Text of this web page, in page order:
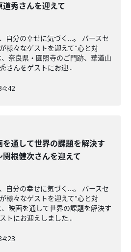
道秀さんを迎えて
自分の幸せに気づく…。 バースセ
様々なゲストを迎えて"心と対
奈良県・圓照寺のご門跡、華道山
さんをゲストにお迎...
を通して世界の課題を解決す
関根健次さんを迎えて
自分の幸せに気づく…。 バースセ
様々なゲストを迎えて"心と対
映画を通して世界の課題を解決す
トにお迎えしました...